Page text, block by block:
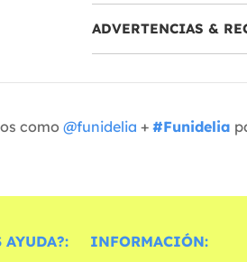
ADVERTENCIAS &
como @funidelia + #Funidelia
AYUDA?: INFORMACIÓN: